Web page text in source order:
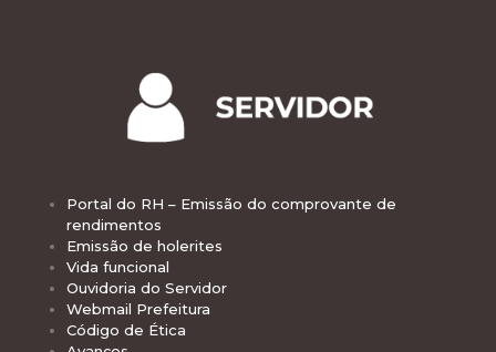
Portal do RH – Emissão do comprovante de
rendimentos
Emissão de holerites
Vida funcional
Ouvidoria do Servidor
Webmail Prefeitura
Código de Ética